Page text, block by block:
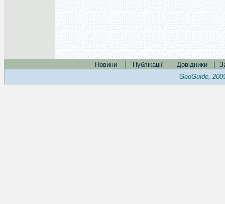
Новини | Публікації | Довідники |
GeoGuide,